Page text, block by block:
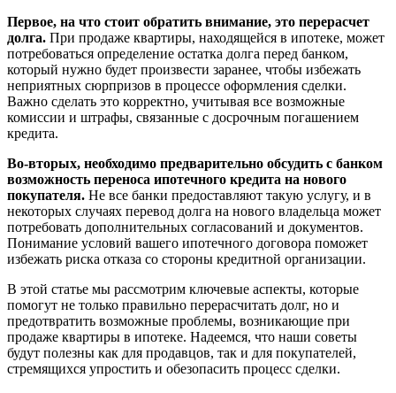
Первое, на что стоит обратить внимание, это перерасчет
долга. При продаже квартиры, находящейся в ипотеке, может
потребоваться определение остатка долга перед банком,
который нужно будет произвести заранее, чтобы избежать
неприятных сюрпризов в процессе оформления сделки.
Важно сделать это корректно, учитывая все возможные
комиссии и штрафы, связанные с досрочным погашением
кредита.
Во-вторых, необходимо предварительно обсудить с банком
возможность переноса ипотечного кредита на нового
покупателя. Не все банки предоставляют такую услугу, и в
некоторых случаях перевод долга на нового владельца может
потребовать дополнительных согласований и документов.
Понимание условий вашего ипотечного договора поможет
избежать риска отказа со стороны кредитной организации.
В этой статье мы рассмотрим ключевые аспекты, которые
помогут не только правильно перерасчитать долг, но и
предотвратить возможные проблемы, возникающие при
продаже квартиры в ипотеке. Надеемся, что наши советы
будут полезны как для продавцов, так и для покупателей,
стремящихся упростить и обезопасить процесс сделки.